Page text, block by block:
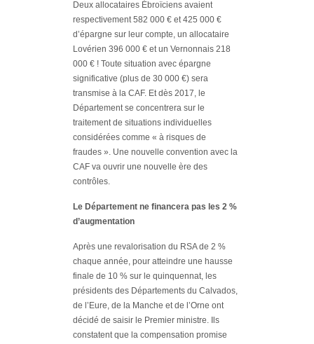
Deux allocataires Ébroïciens avaient
respectivement 582 000 € et 425 000 €
d’épargne sur leur compte, un allocataire
Lovérien 396 000 € et un Vernonnais 218
000 € ! Toute situation avec épargne
significative (plus de 30 000 €) sera
transmise à la CAF. Et dès 2017, le
Département se concentrera sur le
traitement de situations individuelles
considérées comme « à risques de
fraudes ». Une nouvelle convention avec la
CAF va ouvrir une nouvelle ère des
contrôles.
Le Département ne financera pas les 2 %
d’augmentation
Après une revalorisation du RSA de 2 %
chaque année, pour atteindre une hausse
finale de 10 % sur le quinquennat, les
présidents des Départements du Calvados,
de l’Eure, de la Manche et de l’Orne ont
décidé de saisir le Premier ministre. Ils
constatent que la compensation promise